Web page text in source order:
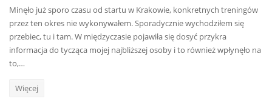
Minęło już sporo czasu od startu w Krakowie, konkretnych treningów
przez ten okres nie wykonywałem. Sporadycznie wychodziłem się
przebiec, tu i tam. W międzyczasie pojawiła się dosyć przykra
informacja do tycząca mojej najbliższej osoby i to również wpłynęło na
to,…
Więcej